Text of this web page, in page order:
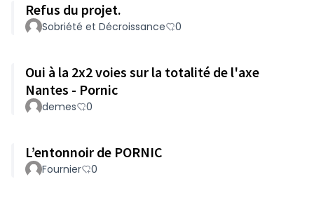
Refus du projet.
Sobriété et Décroissance 0
Oui à la 2x2 voies sur la totalité de l'axe
Nantes - Pornic
demes 0
L’entonnoir de PORNIC
Fournier 0